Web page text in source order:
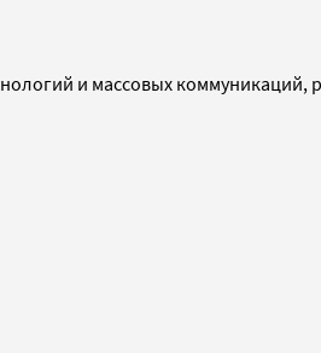
и массовых коммуникаций,